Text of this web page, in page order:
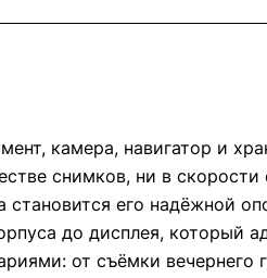
камера, навигатор и
снимков, ни в скорости
становится его надёжной
до дисплея, который
от съёмки вечернего